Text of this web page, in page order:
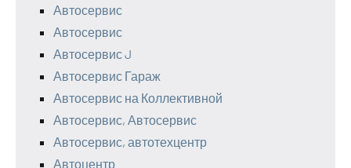
Автосервис
Автосервис
Автосервис J
Автосервис Гараж
Автосервис на Коллективной
Автосервис, Автосервис
Автосервис, автотехцентр
Автоцентр